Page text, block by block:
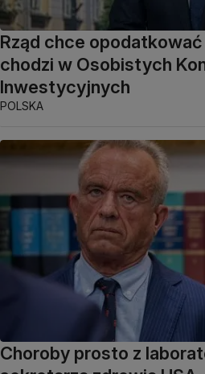
Rząd chce
chodzi w Osobistych
Inwestycyjnych
POLSKA
Choroby prosto z